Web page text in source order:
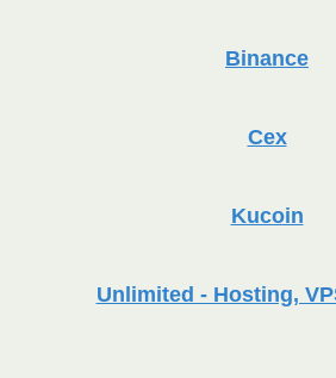
Binance
Cex
Kucoin
Unlimited - Hosting,